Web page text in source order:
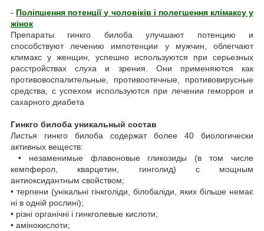
- Поліпшення потенції у чоловіків і полегшення клімаксу у
жінок
Препараты гинкго билоба улучшают потенцию и
способствуют лечению импотенции у мужчин, облегчают
климакс у женщин, успешно используются при серьезных
расстройствах слуха и зрения. Они применяются как
противовоспалительные, противоотечные, противовирусные
средства, с успехом используются при лечении геморроя и
сахарного диабета
Гинкго билоба уникальный состав
Листья гинкго билоба содержат более 40 биологически
активных веществ:
•
незаменимые флавоновые гликозиды (в том числе
кемпферол, кварцетин, гинголид) с мощным
антиоксидантным свойством;
• терпени (унікальні гінкголіди, білобаліди, яких більше немає
ні в одній рослині);
• різні органічні і гинкголевые кислоти;
• амінокислоти;